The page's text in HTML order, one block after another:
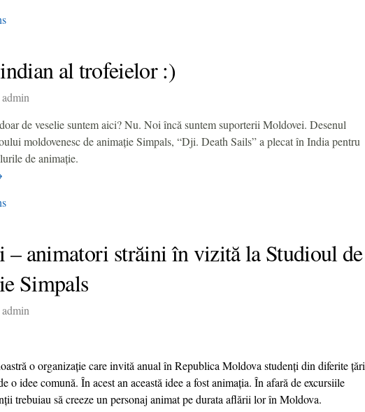
al trofeielor :)
admin
de veselie suntem aici? Nu. Noi încă suntem suporterii Moldovei. Desenul
moldovenesc de animație Simpals, “Dji. Death Sails” a plecat în India pentru
de animaţie.
– animatori străini în vizită la Studioul de
Simpals
admin
o organizaţie care invită anual în Republica Moldova studenți din diferite țări
o idee comună. În acest an această idee a fost animația. În afară de excursiile
trebuiau să creeze un personaj animat pe durata aflării lor în Moldova.